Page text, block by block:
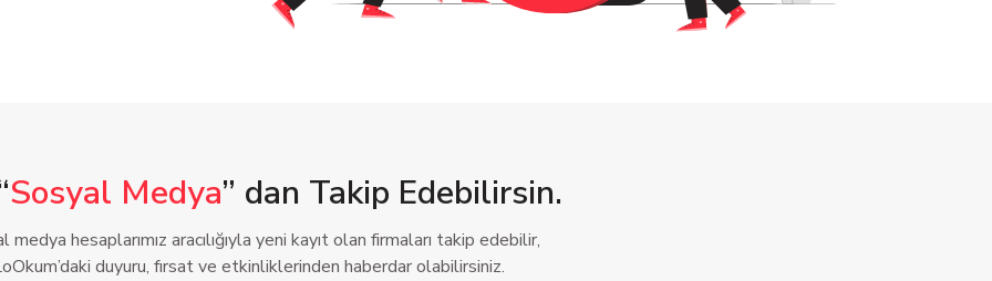
Sosyal Medya” dan Takip Edebilirsin.
medya hesaplarımız aracılığıyla yeni kayıt olan firmaları takip edebilir,
duyuru, fırsat ve etkinliklerinden haberdar olabilirsiniz.